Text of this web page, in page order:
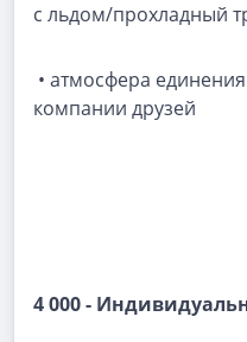
с льдом/прохладный
• атмосфера
компании друзей
4 000 -